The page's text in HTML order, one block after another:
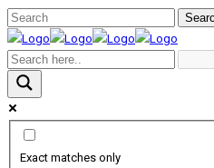
Exact matches only